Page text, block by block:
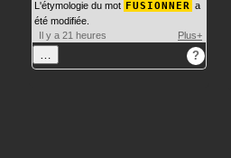
L'étymologie du mot FUSIONNER a
été modifiée.
Il y a 21 heures
Plus+
?